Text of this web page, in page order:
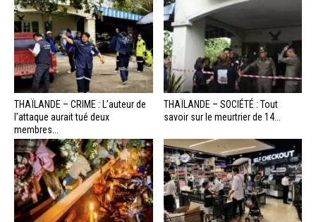
THAÏLANDE – CRIME : L’auteur de
l’attaque aurait tué deux
membres...
THAÏLANDE – SOCIÉTÉ : Tout
savoir sur le meurtrier de 14...